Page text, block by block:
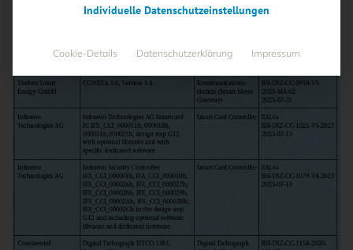
Individuelle Datenschutzeinstellungen
Cookie-Details Datenschutzerklärung Impressum